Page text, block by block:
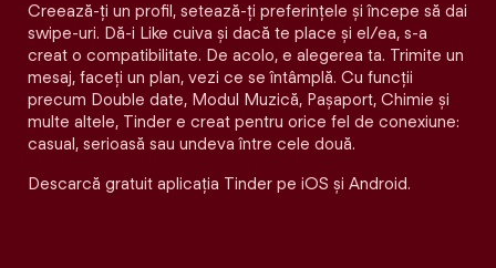
Creează-ți un profil, setează-ți preferințele și începe să dai
swipe-uri. Dă-i Like cuiva și dacă te place și el/ea, s-a
creat o compatibilitate. De acolo, e alegerea ta. Trimite un
mesaj, faceți un plan, vezi ce se întâmplă. Cu funcții
precum Double date, Modul Muzică, Pașaport, Chimie și
multe altele, Tinder e creat pentru orice fel de conexiune:
casual, serioasă sau undeva între cele două.
Descarcă gratuit aplicația Tinder pe iOS și Android.